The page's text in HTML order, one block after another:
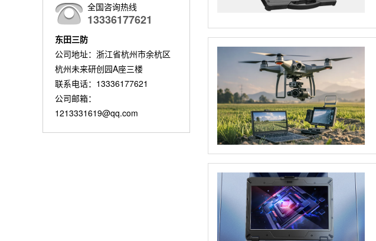
全国咨询热线
13336177621
东田三防
公司地址：浙江省杭州市余杭区
杭州未来研创园A座三楼
联系电话：13336177621
公司邮箱：
1213331619@qq.com